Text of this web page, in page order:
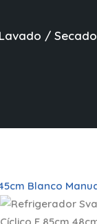
Lavado / Secado